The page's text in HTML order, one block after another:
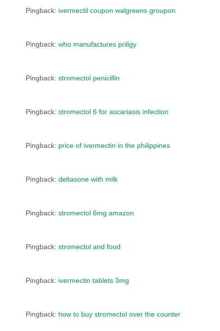
Pingback: ivermectil coupon walgreens groupon
Pingback: who manufactures priligy
Pingback: stromectol penicillin
Pingback: stromectol 6 for ascariasis infection
Pingback: price of ivermectin in the philippines
Pingback: deltasone with milk
Pingback: stromectol 6mg amazon
Pingback: stromectol and food
Pingback: ivermectin tablets 3mg
Pingback: how to buy stromectol over the counter